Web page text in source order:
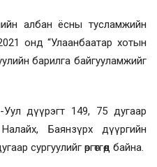
албан ёсны тусламжийн
онд “Улаанбаатар хотын
барилга байгууламжийг
дүүрэгт 149, 75 дугаар
Баянзүрх дүүргийн
сургуулийг өргөтгөөд байна.